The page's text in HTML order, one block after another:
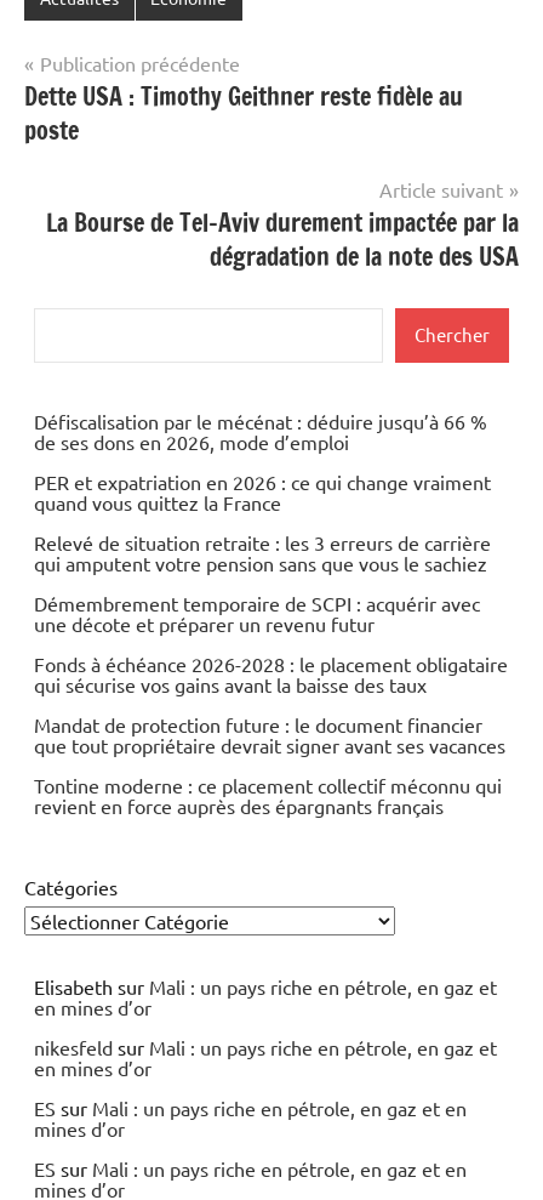
Navigation
de
l’article
Publication précédente
Dette USA : Timothy Geithner reste fidèle au
poste
Article suivant
La Bourse de Tel-Aviv durement impactée par la
dégradation de la note des USA
Chercher
Défiscalisation par le mécénat : déduire jusqu’à 66 %
de ses dons en 2026, mode d’emploi
PER et expatriation en 2026 : ce qui change vraiment
quand vous quittez la France
Relevé de situation retraite : les 3 erreurs de carrière
qui amputent votre pension sans que vous le sachiez
Démembrement temporaire de SCPI : acquérir avec
une décote et préparer un revenu futur
Fonds à échéance 2026-2028 : le placement obligataire
qui sécurise vos gains avant la baisse des taux
Mandat de protection future : le document financier
que tout propriétaire devrait signer avant ses vacances
Tontine moderne : ce placement collectif méconnu qui
revient en force auprès des épargnants français
Catégories
Elisabeth sur Mali : un pays riche en pétrole, en gaz et
en mines d’or
nikesfeld sur Mali : un pays riche en pétrole, en gaz et
en mines d’or
ES sur Mali : un pays riche en pétrole, en gaz et en
mines d’or
ES sur Mali : un pays riche en pétrole, en gaz et en
mines d’or